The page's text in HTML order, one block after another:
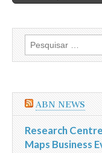
Pesquisar
por:
ABN NEWS
Research
Maps Business